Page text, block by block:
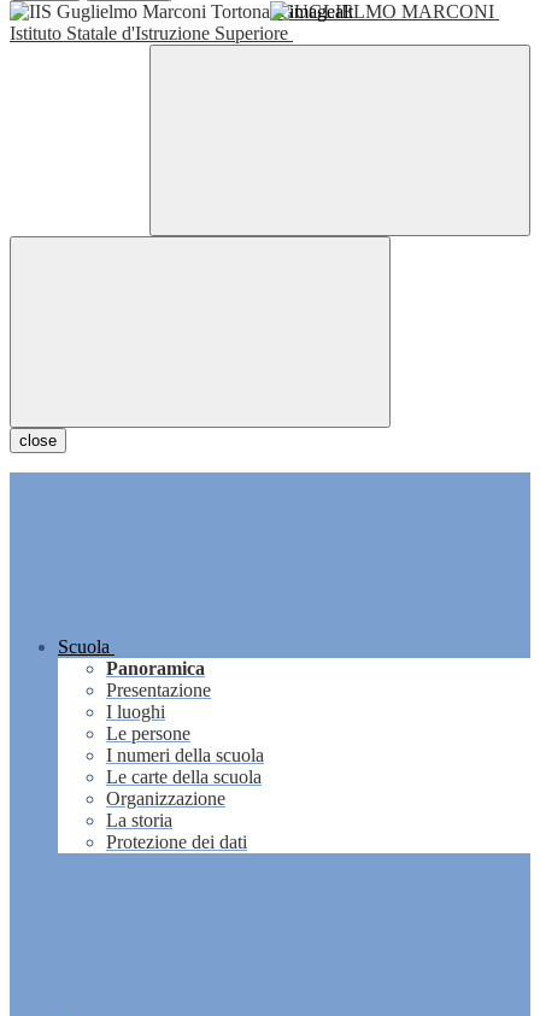
GUGLIELMO MARCONI
Istituto Statale d'Istruzione Superiore
close
Scuola
Panoramica
Presentazione
I luoghi
Le persone
I numeri della scuola
Le carte della scuola
Organizzazione
La storia
Protezione dei dati